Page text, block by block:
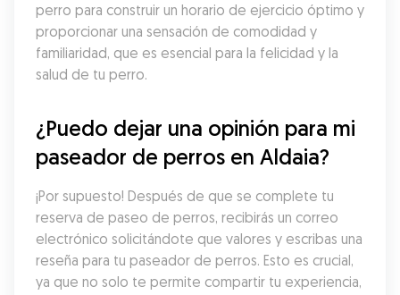
perro para construir un horario de ejercicio óptimo y
proporcionar una sensación de comodidad y
familiaridad, que es esencial para la felicidad y la
salud de tu perro.
¿Puedo dejar una opinión para mi
paseador de perros en Aldaia?
¡Por supuesto! Después de que se complete tu
reserva de paseo de perros, recibirás un correo
electrónico solicitándote que valores y escribas una
reseña para tu paseador de perros. Esto es crucial,
ya que no solo te permite compartir tu experiencia,